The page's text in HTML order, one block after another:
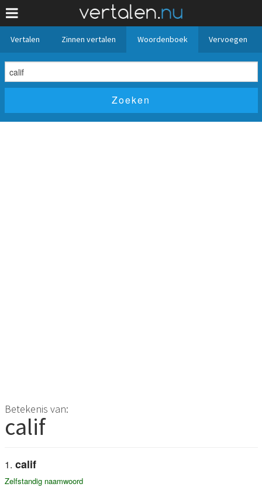
Vertalen Zinnen vertalen Woordenboek Vervoegen
Betekenis van:
calif
calif
Zelfstandig naamwoord